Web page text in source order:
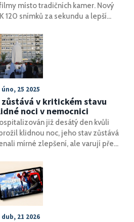
místo tradičních kamer. Nový
120 snímků za sekundu a lepší
i mobilitu telefonu.
úno, 25 2025
zůstává v kritickém stavu
noci v nemocnici
již desátý den kvůli
klidnou noc, jeho stav zůstává
mírné zlepšení, ale varují před
komunikuje s náboženskými
po celém světě.
dub, 21 2026